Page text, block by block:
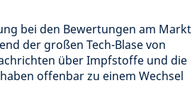
bei den Bewertungen am Markt
der großen Tech-Blase von
über Impfstoffe und die
offenbar zu einem Wechsel